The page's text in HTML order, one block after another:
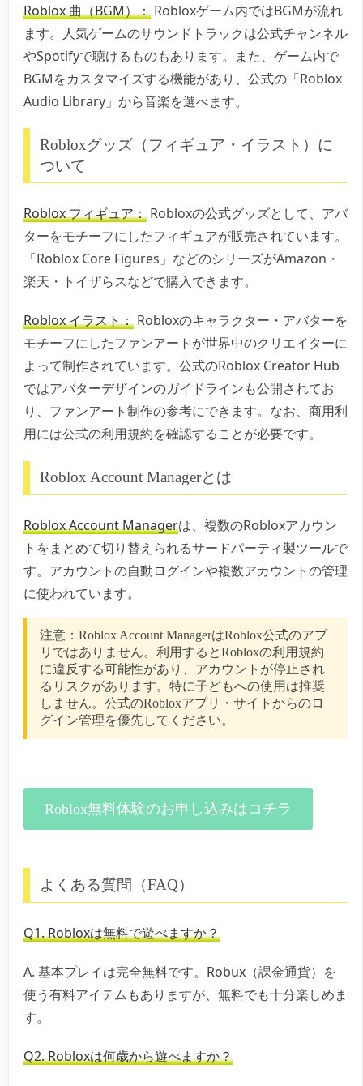
Roblox 曲（BGM）： Robloxゲーム内ではBGMが流れ
ます。人気ゲームのサウンドトラックは公式チャンネル
やSpotifyで聴けるものもあります。また、ゲーム内で
BGMをカスタマイズする機能があり、公式の「Roblox
Audio Library」から音楽を選べます。
Robloxグッズ（フィギュア・イラスト）に
ついて
Roblox フィギュア： Robloxの公式グッズとして、アバ
ターをモチーフにしたフィギュアが販売されています。
「Roblox Core Figures」などのシリーズがAmazon・
楽天・トイザらスなどで購入できます。
Roblox イラスト： Robloxのキャラクター・アバターを
モチーフにしたファンアートが世界中のクリエイターに
よって制作されています。公式のRoblox Creator Hub
ではアバターデザインのガイドラインも公開されてお
り、ファンアート制作の参考にできます。なお、商用利
用には公式の利用規約を確認することが必要です。
Roblox Account Managerとは
Roblox Account Managerは、複数のRobloxアカウン
トをまとめて切り替えられるサードパーティ製ツールで
す。アカウントの自動ログインや複数アカウントの管理
に使われています。
注意： Roblox Account ManagerはRoblox公式のアプ
リではありません。利用するとRobloxの利用規約
に違反する可能性があり、アカウントが停止され
るリスクがあります。特に子どもへの使用は推奨
しません。公式のRobloxアプリ・サイトからのロ
グイン管理を優先してください。
Roblox無料体験のお申し込みはコチラ
よくある質問（FAQ）
Q1. Robloxは無料で遊べますか？
A. 基本プレイは完全無料です。Robux（課金通貨）を
使う有料アイテムもありますが、無料でも十分楽しめま
す。
Q2. Robloxは何歳から遊べますか？